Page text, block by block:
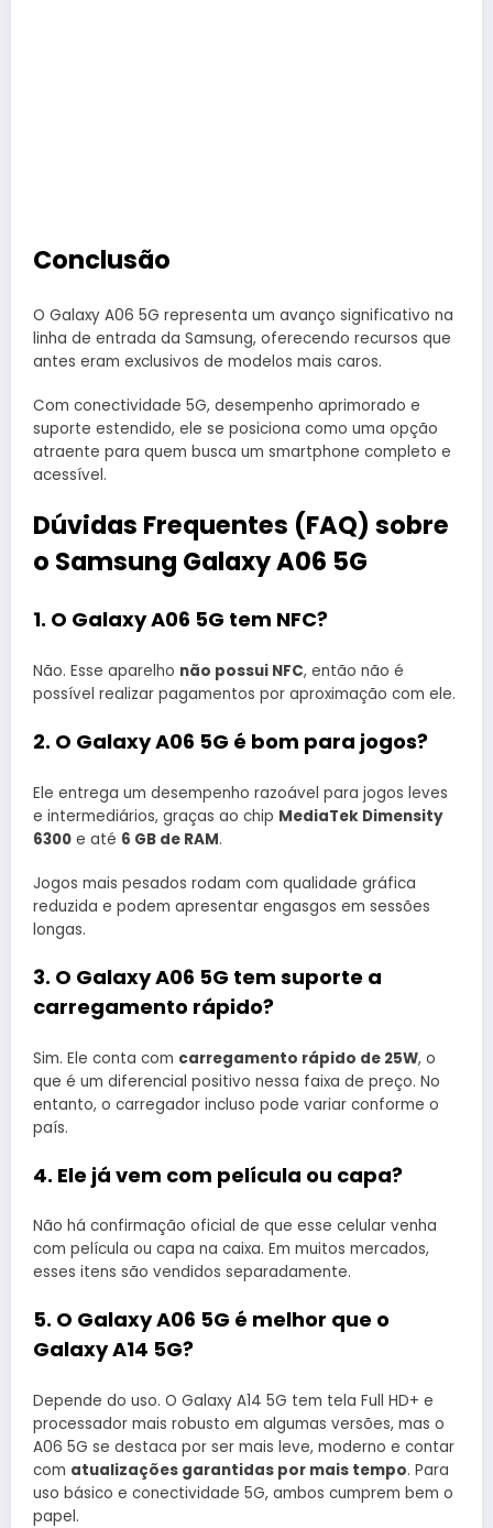
Conclusão
O Galaxy A06 5G representa um avanço significativo na
linha de entrada da Samsung, oferecendo recursos que
antes eram exclusivos de modelos mais caros.
Com conectividade 5G, desempenho aprimorado e
suporte estendido, ele se posiciona como uma opção
atraente para quem busca um smartphone completo e
acessível.
Dúvidas Frequentes (FAQ) sobre
o Samsung Galaxy A06 5G
1. O Galaxy A06 5G tem NFC?
Não. Esse aparelho não possui NFC, então não é
possível realizar pagamentos por aproximação com ele.
2. O Galaxy A06 5G é bom para jogos?
Ele entrega um desempenho razoável para jogos leves
e intermediários, graças ao chip MediaTek Dimensity
6300 e até 6 GB de RAM.
Jogos mais pesados rodam com qualidade gráfica
reduzida e podem apresentar engasgos em sessões
longas.
3. O Galaxy A06 5G tem suporte a
carregamento rápido?
Sim. Ele conta com carregamento rápido de 25W, o
que é um diferencial positivo nessa faixa de preço. No
entanto, o carregador incluso pode variar conforme o
país.
4. Ele já vem com película ou capa?
Não há confirmação oficial de que esse celular venha
com película ou capa na caixa. Em muitos mercados,
esses itens são vendidos separadamente.
5. O Galaxy A06 5G é melhor que o
Galaxy A14 5G?
Depende do uso. O Galaxy A14 5G tem tela Full HD+ e
processador mais robusto em algumas versões, mas o
A06 5G se destaca por ser mais leve, moderno e contar
com atualizações garantidas por mais tempo. Para
uso básico e conectividade 5G, ambos cumprem bem o
papel.